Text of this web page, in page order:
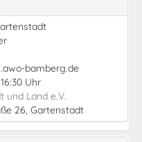
bamberg.de
Uhr
und Land e.V.
26, Gartenstadt